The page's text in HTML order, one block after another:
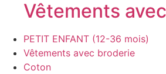
Vêtements
PETIT ENFANT (12-36 mois)
Vêtements avec broderie
Coton